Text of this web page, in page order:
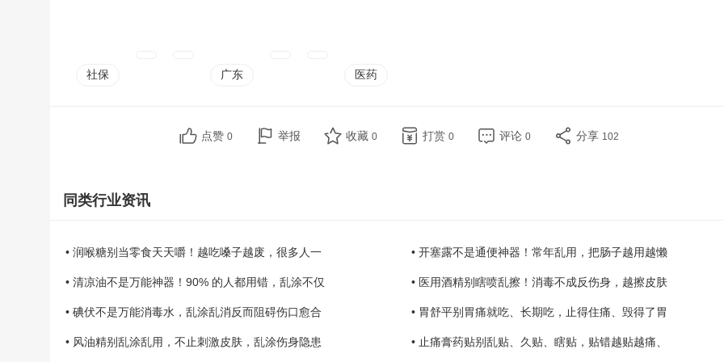
社保 广东 医药
点赞 0 举报 收藏 0 打赏 0 评论 0 分享 102
同类行业资讯
• 润喉糖别当零食天天嚼！越吃嗓子越废，很多人一 • 开塞露不是通便神器！常年乱用，把肠子越用越懒
• 清凉油不是万能神器！90% 的人都用错，乱涂不仅 • 医用酒精别瞎喷乱擦！消毒不成反伤身，越擦皮肤
• 碘伏不是万能消毒水，乱涂乱消反而阻碍伤口愈合 • 胃舒平别胃痛就吃、长期吃，止得住痛、毁得了胃
• 风油精别乱涂乱用，不止刺激皮肤，乱涂伤身隐患 • 止痛膏药贴别乱贴、久贴、瞎贴，贴错越贴越痛、